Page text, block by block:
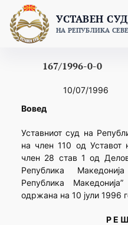
content
УСТАВЕН СУД
НА РЕПУБЛИКА
167/1996-0-0
10/07/1996
Вовед
Уставниот суд на
на член 110 од Уставот
член 28 став 1 од
Република
Република
одржана на 10 јули 1996
Р Е